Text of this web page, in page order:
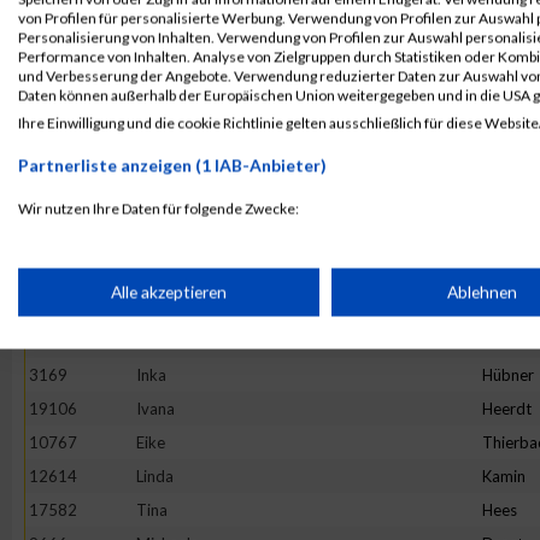
13982
Maria Ivanova
16781
Stefanie Prehm
11527
Rebecca
20265
Kinga
18782
Stephanie
10325
Ano Nym
Natalie
3169
Inka Hübner
19106
Ivana Heerdt
10767
Eike
12614
Linda Kamin
17582
Tina Hees
von Profilen für personalisierte Werbung. Verwendung von Profilen zur
Personalisierung von Inhalten. Verwendung von Profilen zur Auswahl
Performance von Inhalten. Analyse von Zielgruppen durch Statistiken oder
und Verbesserung der Angebote. Verwendung reduzierter Daten zur Auswahl
Daten können außerhalb der Europäischen Union weitergegeben und in die USA
Ihre Einwilligung und die cookie Richtlinie gelten ausschließlich für diese
Partnerliste anzeigen (1 IAB-Anbieter)
Wir nutzen Ihre Daten für folgende Zwecke:
Speichern von oder Zugriff auf Informationen auf einem
Erstellung von Profilen für personalisierte Werbung
Verwendung von Profilen zur Auswahl personalisierter Werbung
Alle akzeptieren Ablehnen